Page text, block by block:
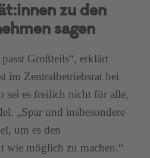
zu den
sagen
Großteils“, erklärt
im Zentralbetriebsrat bei
sei es freilich nicht für alle,
„Spar und insbesondere
um es den
wie möglich zu machen.“